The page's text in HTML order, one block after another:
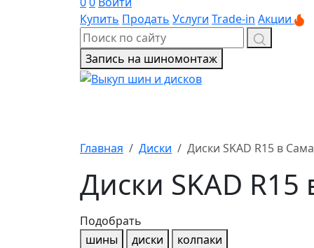
Купить Продать Услуги Trade-in Акции
Запись на шиномонтаж
Главная Диски Диски SKAD R15 в
Диски SKAD
Подобрать
шины
диски
колпаки